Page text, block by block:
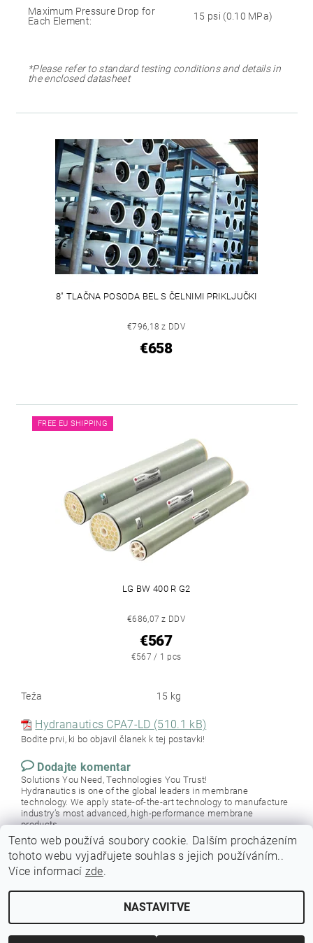
Maximum Pressure Drop for
Each Element:
15 psi (0.10 MPa)
*Please refer to standard testing conditions and details in
the enclosed datasheet
8" TLAČNA POSODA BEL S ČELNIMI PRIKLJUČKI
€796,18 z DDV
€658
FREE EU SHIPPING
LG BW 400 R G2
€686,07 z DDV
€567
€567 / 1 pcs
Teža 15 kg
Hydranautics CPA7-LD (510.1 kB)
Bodite prvi, ki bo objavil članek k tej postavki!
Dodajte komentar
Solutions You Need, Technologies You Trust!
Hydranautics is one of the global leaders in membrane
technology. We apply state-of-the-art technology to manufacture
industry’s most advanced, high-performance membrane
products.
2026 © Membrania, vse pravice pridržane.Urejanje nastavitev piškotkov
Tento web používá soubory cookie. Dalším procházením
tohoto webu vyjadřujete souhlas s jejich používáním..
Více informací zde.
NASTAVITVE